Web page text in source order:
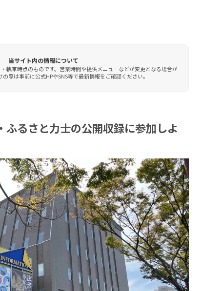
当サイト内の情報について
執筆時点のものです。営業時間や提供メニューなどが変更となる場合が
際は事前に公式HPやSNS等で最新情報をご確認ください。
ふるさと力士の公開収録に参加しよ